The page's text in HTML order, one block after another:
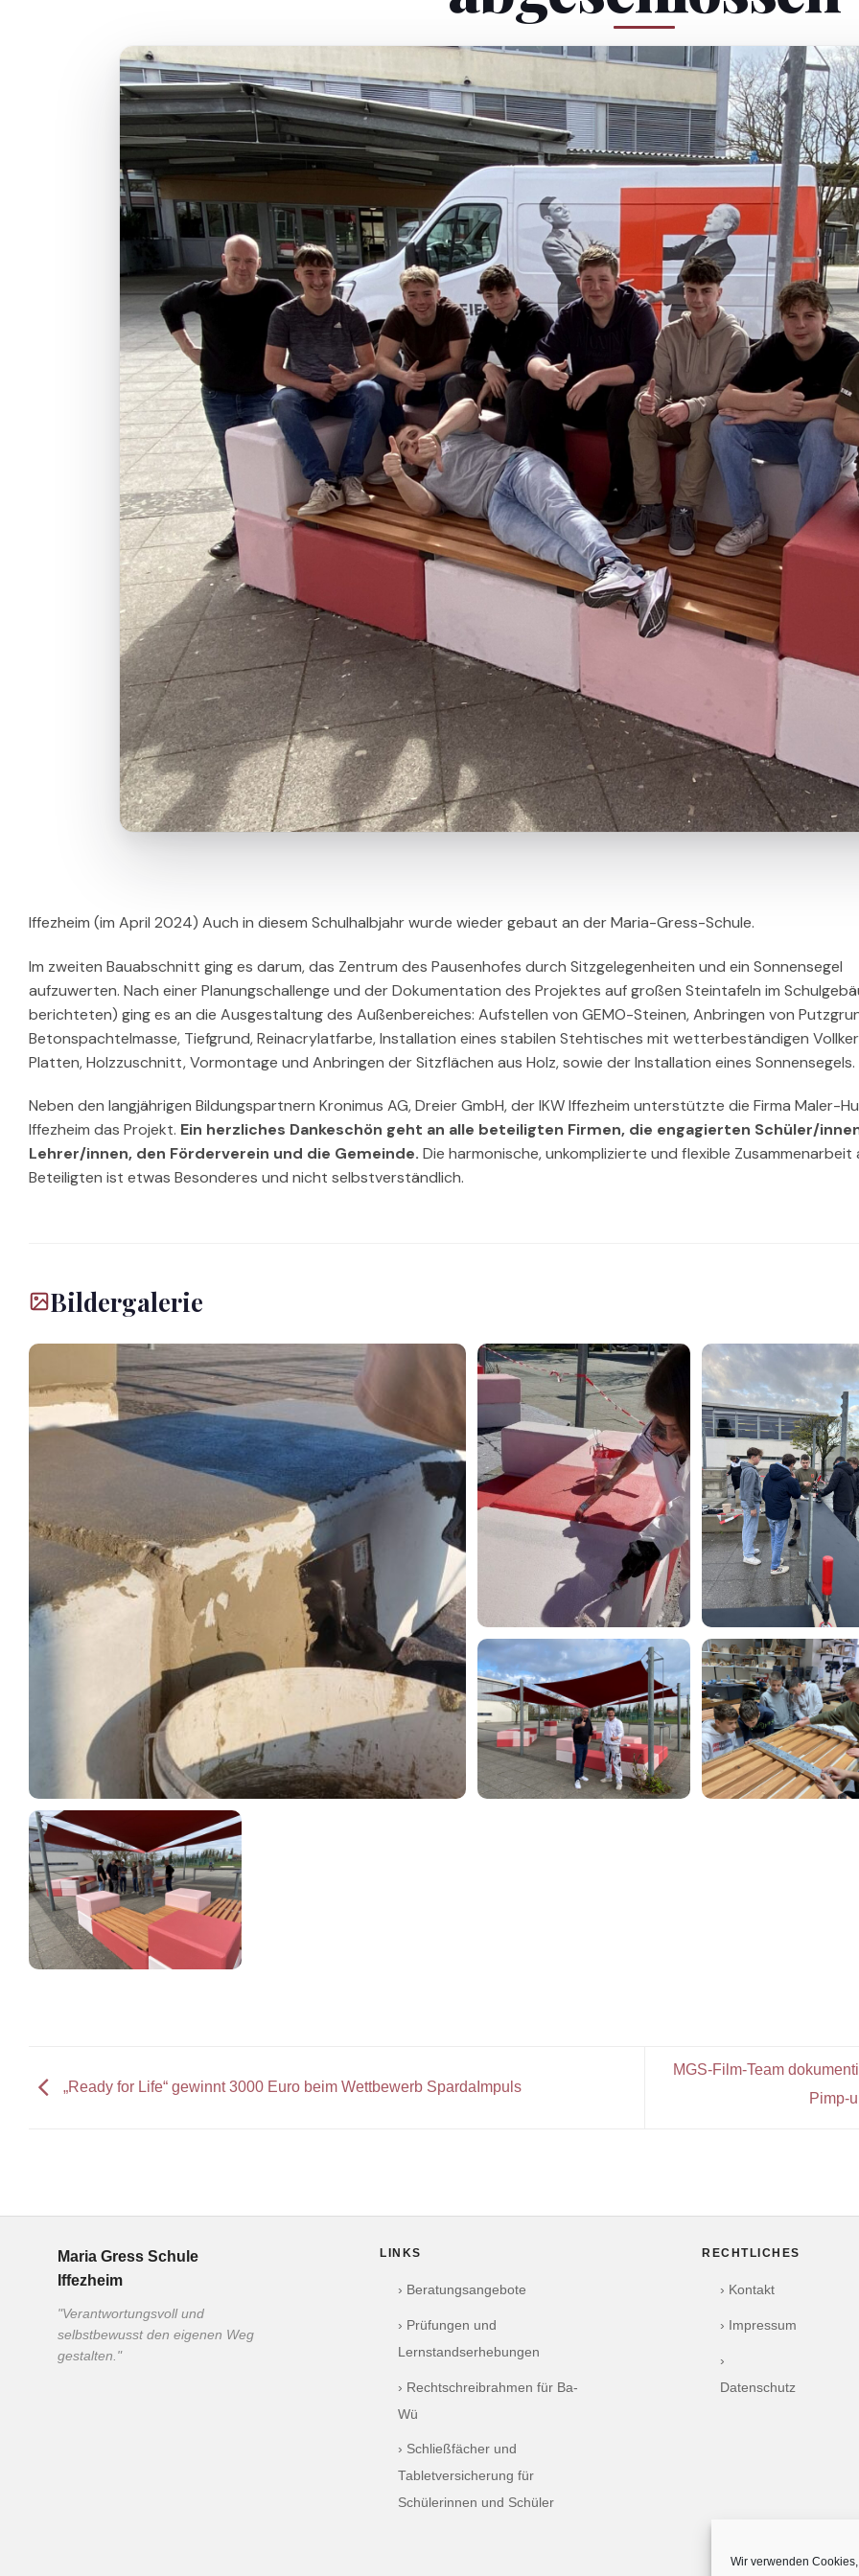
Wir verwenden
Iffezheim (im April 2024) Auch in diesem Schulhalbjahr wurde wieder gebaut an der Maria-Gress-Schule.
Im zweiten Bauabschnitt ging es darum, das Zentrum des Pausenhofes durch Sitzgelegenheiten und ein Sonnensegel
aufzuwerten. Nach einer Planungschallenge und der Dokumentation des Projektes auf großen Steintafeln im
berichteten) ging es an die Ausgestaltung des Außenbereiches: Aufstellen von GEMO-Steinen, Anbringen von
Betonspachtelmasse, Tiefgrund, Reinacrylatfarbe, Installation eines stabilen Stehtisches mit wetterbeständigen
Platten, Holzzuschnitt, Vormontage und Anbringen der Sitzflächen aus Holz, sowie der Installation eines Sonnensegels.
Neben den langjährigen Bildungspartnern Kronimus AG, Dreier GmbH, der IKW Iffezheim unterstützte die Firma Maler-
Iffezheim das Projekt. Ein herzliches Dankeschön geht an alle beteiligten Firmen, die engagierten Schüler/
Lehrer/innen, den Förderverein und die Gemeinde. Die harmonische, unkomplizierte und flexible Zusammenarbeit
Beteiligten ist etwas Besonderes und nicht selbstverständlich.
Bildergalerie
„Ready for Life“ gewinnt 3000 Euro beim Wettbewerb SpardaImpuls
MGS-Film-Team
Pimp-
Maria Gress Schule
Iffezheim
"Verantwortungsvoll und
selbstbewusst den eigenen Weg
gestalten."
LINKS
› Beratungsangebote
› Prüfungen und
Lernstandserhebungen
› Rechtschreibrahmen für Ba-
Wü
› Schließfächer und
Tabletversicherung für
Schülerinnen und Schüler
RECHTLICHES
› Kontakt
› Impressum
›
Datenschutz